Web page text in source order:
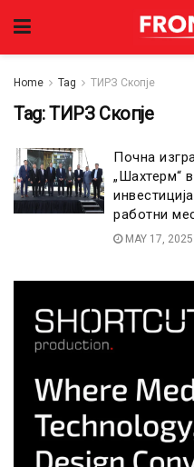
Home Tag ТИРЗ Скопје
Tag:ТИРЗ Скопје
Почна
„Шахтерм“
работни
MAY 17, 2025